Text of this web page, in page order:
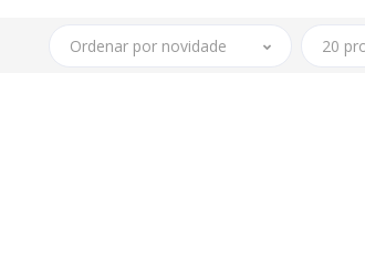
Ordenar por novidade 20